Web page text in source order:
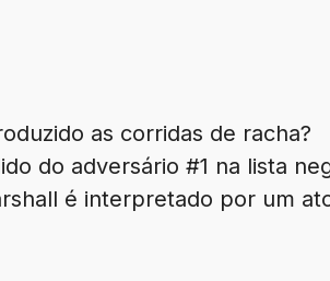
as corridas de racha?
do adversário #1 na lista
é interpretado por um